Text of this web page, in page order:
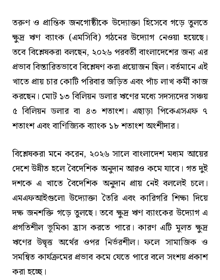
তরুণ ও প্রান্তিক জনগোষ্ঠীকে উদ্যোক্তা হিসেবে গড়ে তুলতে
ক্ষুদ্র ঋণ ব্যাংক (এমসিবি) গঠনের উদ্যোগ নেওয়া হয়েছে।
তবে বিশ্লেষকরা বলছেন, ২০২৬ পরবর্তী বাংলাদেশের জন্য এর
প্রভাব বিস্তারিতভাবে বিশ্লেষণ করা প্রয়োজন ছিল। বর্তমানে এই
খাতে প্রায় চার কোটি পরিবার জড়িত এবং পাঁচ লাখ কর্মী কাজ
করছেন। মোট ১৩ বিলিয়ন ডলার ঋণের মধ্যে সদস্যদের সঞ্চয়
৫ বিলিয়ন ডলার বা ৪৩ শতাংশ। এছাড়া পিকেএসএফ ৭
শতাংশ এবং বাণিজ্যিক ব্যাংক ১৮ শতাংশ অংশীদার।
বিশ্লেষকরা মনে করেন, ২০২৬ সালে বাংলাদেশ মধ্যম আয়ের
দেশে উন্নীত হলে বৈদেশিক অনুদান আরও কমে যাবে। গত দুই
দশকে এ খাতে বৈদেশিক অনুদান প্রায় নেই বললেই চলে।
এমএফআইগুলো উদ্যোক্তা তৈরি এবং কারিগরি শিক্ষা দিয়ে
দক্ষ জনশক্তি গড়ে তুলছে। তবে ক্ষুদ্র ঋণ ব্যাংকের উদ্যোগ এ
প্রগতিশীল ভূমিকা হ্রাস করতে পারে। কারণ এটি মূলত ক্ষুদ্র
ঋণের উদ্বৃত্ত অর্থের ওপর নির্ভরশীল। ফলে সামাজিক ও
সমন্বিত কার্যক্রমের প্রভাব কমে যেতে পারে বলে সংশয় প্রকাশ
করা হচ্ছে।